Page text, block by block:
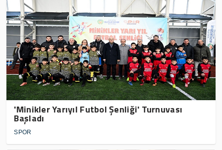
'Minikler Yarıyıl Futbol Şenliği' Turnuvası
Başladı
SPOR